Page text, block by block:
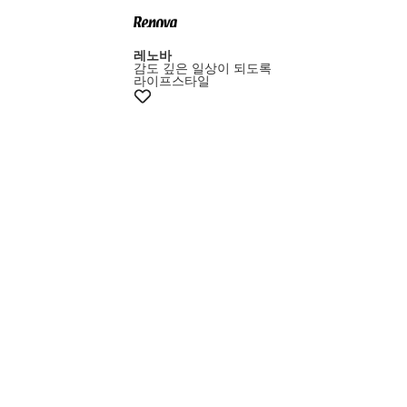
레노바
감도 깊은 일상이 되도록
라이프스타일